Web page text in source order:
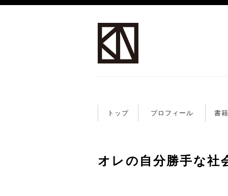
トップ プロフィール 書籍
オレの自分勝手な社